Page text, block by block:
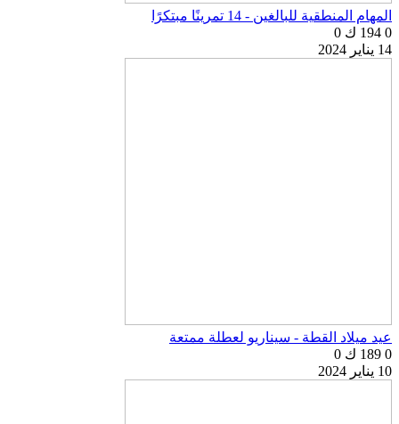
المهام المنطقية للبالغين - 14 تمرينًا مبتكرًا
0 194 ك
0
14 يناير 2024
عيد ميلاد القطة - سيناريو لعطلة ممتعة
0 189 ك
0
10 يناير 2024